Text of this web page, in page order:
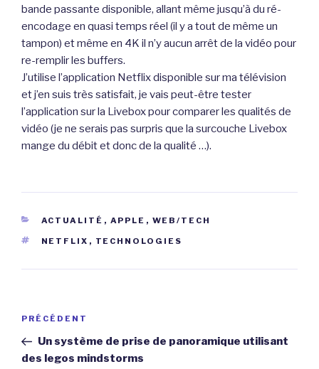
bande passante disponible, allant même jusqu’à du ré-
encodage en quasi temps réel (il y a tout de même un
tampon) et même en 4K il n’y aucun arrêt de la vidéo pour
re-remplir les buffers.
J’utilise l’application Netflix disponible sur ma télévision
et j’en suis très satisfait, je vais peut-être tester
l’application sur la Livebox pour comparer les qualités de
vidéo (je ne serais pas surpris que la surcouche Livebox
mange du débit et donc de la qualité …).
CATÉGORIES
ACTUALITÉ , APPLE , WEB/TECH
ÉTIQUETTES
NETFLIX , TECHNOLOGIES
Navigation
l’article
Article
précédent
PRÉCÉDENT
Un système de prise de panoramique utilisant
des legos mindstorms